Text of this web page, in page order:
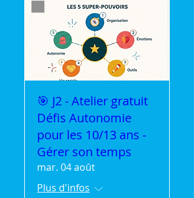
🎯 J2 - Atelier gratuit
Défis Autonomie
pour les 10/13 ans -
Gérer son temps
mar. 04 août
Plus d'infos